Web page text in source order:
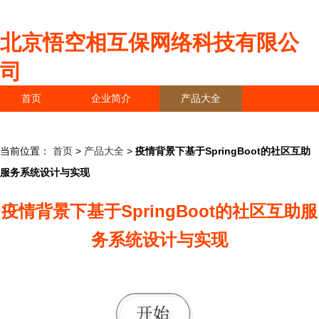
北京悟空相互保网络科技有限公
司
首页 企业简介 产品大全
当前位置： 首页 > 产品大全 > 疫情背景下基于SpringBoot的社区互助
服务系统设计与实现
疫情背景下基于SpringBoot的社区互助服
务系统设计与实现